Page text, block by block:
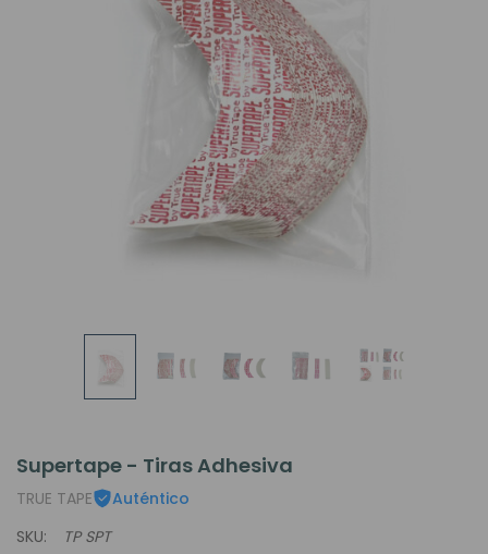
Supertape - Tiras Adhesiva
TRUE TAPE
Auténtico
SKU:
TP SPT